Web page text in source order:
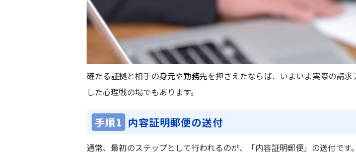
確たる証拠と相手の身元や勤務先を押さえたならば、いよいよ実際の請
した心理戦の場でもあります。
手順1 内容証明郵便の送付
通常、最初のステップとして行われるのが、「内容証明郵便」の送付で